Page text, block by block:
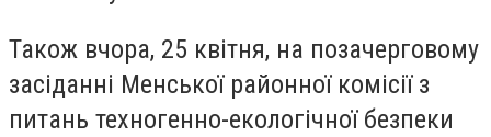
Також вчора, 25 квітня, на позачерговому
засіданні Менської районної комісії з
питань техногенно-екологічної безпеки